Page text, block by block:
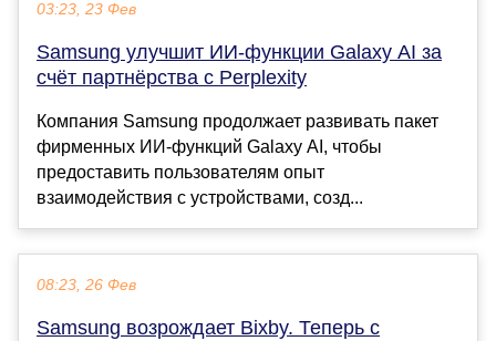
03:23, 23 Фев
Samsung улучшит ИИ-функции Galaxy AI за
счёт партнёрства с Perplexity
Компания Samsung продолжает развивать пакет
фирменных ИИ-функций Galaxy AI, чтобы
предоставить пользователям опыт
взаимодействия с устройствами, созд...
08:23, 26 Фев
Samsung возрождает Bixby. Теперь с